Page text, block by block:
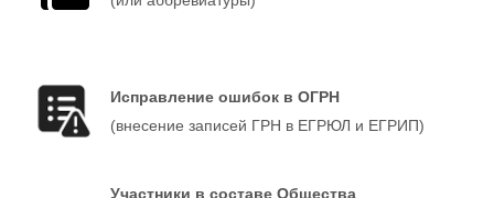
Исправление ошибок в ОГРН
(внесение записей ГРН в ЕГРЮЛ и ЕГРИП)
Участники в составе Общества